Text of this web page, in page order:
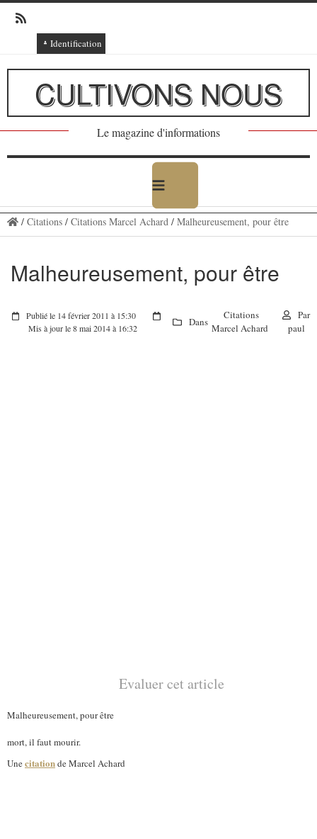
Identification
Connexion
Connexion via Facebook
Inscription
Ajout texte ou poème
CULTIVONS NOUS
Le magazine d'informations
/ Citations/ Citations Marcel Achard/ Malheureusement, pour être
Malheureusement, pour être
Publié le 14 février 2011 à 15:30
Mis à jour le 8 mai 2014 à 16:32
Dans
Citations
Marcel Achard
Par
paul
Evaluer cet article
Malheureusement, pour être
mort, il faut mourir.
Unecitationde Marcel Achard